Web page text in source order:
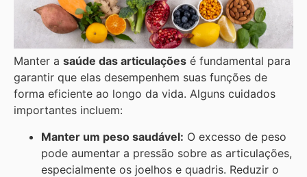
Manter a saúde das articulações é fundamental para
garantir que elas desempenhem suas funções de
forma eficiente ao longo da vida. Alguns cuidados
importantes incluem:
Manter um peso saudável: O excesso de peso
pode aumentar a pressão sobre as articulações,
especialmente os joelhos e quadris. Reduzir o